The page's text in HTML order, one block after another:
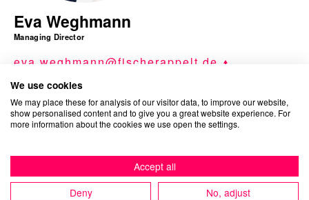
Eva Weghmann
Managing Director
eva.weghmann@fischerappelt.de
Ähnliche Arbeiten
We use cookies
We may place these for analysis of our visitor data, to improve our website,
show personalised content and to give you a great website experience. For
more information about the cookies we use open the settings.
Accept all
Deny
No, adjust